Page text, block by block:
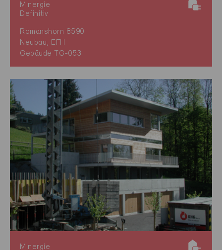
Minergie
Definitiv
Romanshorn 8590
Neubau, EFH
Gebäude TG-053
Minergie